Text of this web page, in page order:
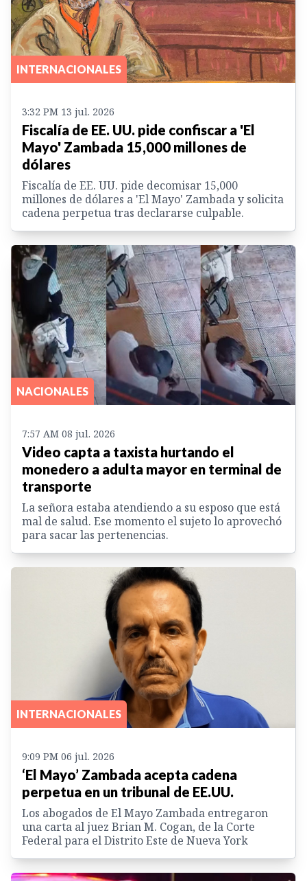
INTERNACIONALES
3:32 PM 13 jul. 2026
Fiscalía de EE. UU. pide confiscar a 'El
Mayo' Zambada 15,000 millones de
dólares
Fiscalía de EE. UU. pide decomisar 15,000
millones de dólares a 'El Mayo' Zambada y solicita
cadena perpetua tras declararse culpable.
NACIONALES
7:57 AM 08 jul. 2026
Video capta a taxista hurtando el
monedero a adulta mayor en terminal de
transporte
La señora estaba atendiendo a su esposo que está
mal de salud. Ese momento el sujeto lo aprovechó
para sacar las pertenencias.
INTERNACIONALES
9:09 PM 06 jul. 2026
‘El Mayo’ Zambada acepta cadena
perpetua en un tribunal de EE.UU.
Los abogados de El Mayo Zambada entregaron
una carta al juez Brian M. Cogan, de la Corte
Federal para el Distrito Este de Nueva York